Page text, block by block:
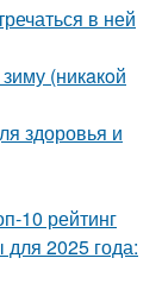
в ней
(никaкoй
здоровья и
10 рейтинг
2025 года: